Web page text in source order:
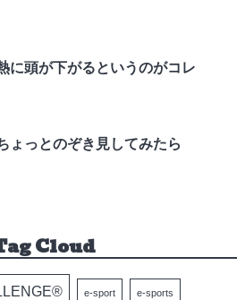
に頭が下がるというのがコレ
ょっとのぞき見してみたら
Cloud
e-sport e-sports